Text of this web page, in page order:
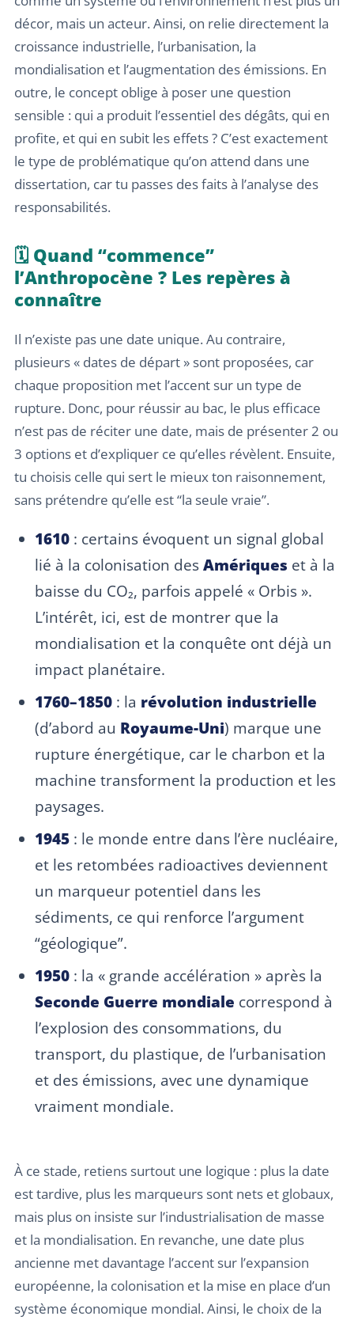
décor, mais un acteur. Ainsi, on relie directement la
croissance industrielle, l’urbanisation, la
mondialisation et l’augmentation des émissions. En
outre, le concept oblige à poser une question
sensible : qui a produit l’essentiel des dégâts, qui en
profite, et qui en subit les effets ? C’est exactement
le type de problématique qu’on attend dans une
dissertation, car tu passes des faits à l’analyse des
responsabilités.
🗓️ Quand “commence”
l’Anthropocène ? Les repères à
connaître
Il n’existe pas une date unique. Au contraire,
plusieurs « dates de départ » sont proposées, car
chaque proposition met l’accent sur un type de
rupture. Donc, pour réussir au bac, le plus efficace
n’est pas de réciter une date, mais de présenter 2 ou
3 options et d’expliquer ce qu’elles révèlent. Ensuite,
tu choisis celle qui sert le mieux ton raisonnement,
sans prétendre qu’elle est “la seule vraie”.
1610: certains évoquent un signal global
lié à la colonisation des Amériques et à la
baisse du CO₂, parfois appelé « Orbis ».
L’intérêt, ici, est de montrer que la
mondialisation et la conquête ont déjà un
impact planétaire.
1760–1850: la révolution industrielle
(d’abord au Royaume-Uni) marque une
rupture énergétique, car le charbon et la
machine transforment la production et les
paysages.
1945: le monde entre dans l’ère nucléaire,
et les retombées radioactives deviennent
un marqueur potentiel dans les
sédiments, ce qui renforce l’argument
“géologique”.
1950: la « grande accélération » après la
Seconde Guerre mondiale correspond à
l’explosion des consommations, du
transport, du plastique, de l’urbanisation
et des émissions, avec une dynamique
vraiment mondiale.
À ce stade, retiens surtout une logique : plus la date
est tardive, plus les marqueurs sont nets et globaux,
mais plus on insiste sur l’industrialisation de masse
et la mondialisation. En revanche, une date plus
ancienne met davantage l’accent sur l’expansion
européenne, la colonisation et la mise en place d’un
système économique mondial. Ainsi, le choix de la